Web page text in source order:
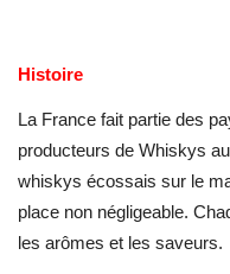
Histoire
La France fait partie des
producteurs de Whiskys
whiskys écossais sur le
place non négligeable.
les arômes et les saveurs.